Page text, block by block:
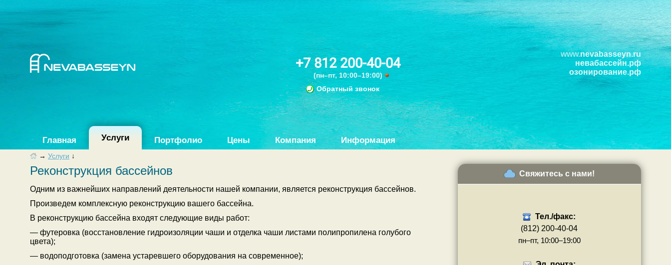
+7 812 200-40-04
(пн–пт, 10:00–19:00)
Обратный звонок
www.nevabasseyn.ru
невабассейн.рф
озонирование.рф
Главная Услуги Портфолио Цены Компания Информация
→ Услуги ↓
Реконструкция бассейнов
Одним из важнейших направлений деятельности нашей компании, является реконструкция бассейнов.
Произведем комплексную реконструкцию вашего бассейна.
В реконструкцию бассейна входят следующие виды работ:
— футеровка (восстановление гидроизоляции чаши и отделка чаши листами полипропилена голубого
цвета);
— водоподготовка (замена устаревшего оборудования на современное);
Свяжитесь с нами!
Тел./факс:
(812) 200-40-04
пн–пт, 10:00–19:00